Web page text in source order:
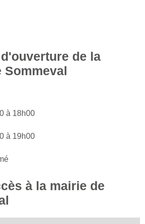
de la
Sommeval
à 18h00
à 19h00
à la mairie de